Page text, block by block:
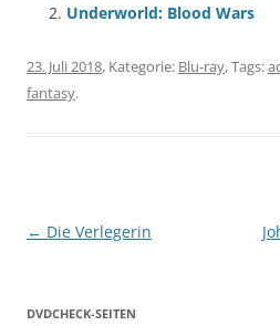
Underworld: Blood Wars
23. Juli 2018, Kategorie: Blu-ray, Tags:
fantasy.
Beitragsnavigation
← Die Verlegerin
DVDCHECK-SEITEN